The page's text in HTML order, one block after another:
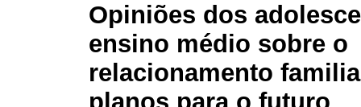
Opiniões dos
ensino médio sobre o
relacionamento